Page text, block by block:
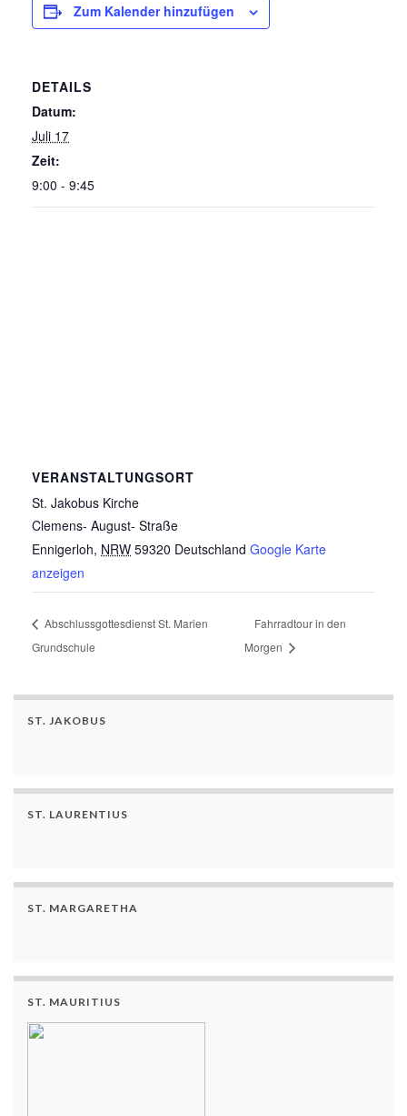
Zum Kalender hinzufügen
DETAILS
Datum:
Juli 17
Zeit:
9:00 - 9:45
VERANSTALTUNGSORT
St. Jakobus Kirche
Clemens- August- Straße
Ennigerloh, NRW 59320 Deutschland Google Karte
anzeigen
Abschlussgottesdienst St. Marien
Grundschule
Fahrradtour in den
Morgen
ST. JAKOBUS
ST. LAURENTIUS
ST. MARGARETHA
ST. MAURITIUS